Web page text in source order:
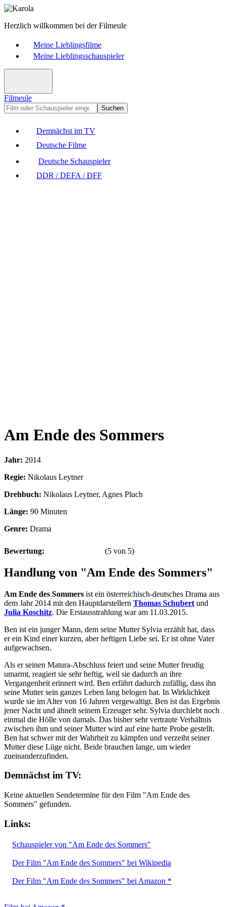
Herzlich willkommen bei der Filmeule
Meine Lieblingsfilme
Meine Lieblingsschauspieler
Filmeule
Suchen
Demnächst im TV
Deutsche Filme
Deutsche Schauspieler
DDR / DEFA / DFF
Am Ende des Sommers
Jahr: 2014
Regie: Nikolaus Leytner
Drehbuch: Nikolaus Leytner, Agnes Pluch
Länge: 90 Minuten
Genre: Drama
Bewertung: (5 von 5)
Handlung von "Am Ende des Sommers"
Am Ende des Sommers ist ein österreichisch-deutsches Drama aus
dem Jahr 2014 mit den Hauptdarstellern Thomas Schubert und
Julia Koschitz. Die Erstausstrahlung war am 11.03.2015.
Ben ist ein junger Mann, dem seine Mutter Sylvia erzählt hat, dass
er ein Kind einer kurzen, aber heftigen Liebe sei. Er ist ohne Vater
aufgewachsen.
Als er seinen Matura-Abschluss feiert und seine Mutter freudig
umarmt, reagiert sie sehr heftig, weil sie dadurch an ihre
Vergangenheit erinnert wird. Ben erfährt dadurch zufällig, dass ihn
seine Mutter sein ganzes Leben lang belogen hat. In Wirklichkeit
wurde sie im Alter von 16 Jahren vergewaltigt. Ben ist das Ergebnis
jener Nacht und ähnelt seinem Erzeuger sehr. Sylvia durchlebt noch
einmal die Hölle von damals. Das bisher sehr vertraute Verhältnis
zwischen ihm und seiner Mutter wird auf eine harte Probe gestellt.
Ben hat schwer mit der Wahrheit zu kämpfen und verzeiht seiner
Mutter diese Lüge nicht. Beide brauchen lange, um wieder
zueinanderzufinden.
Demnächst im TV:
Keine aktuellen Sendetermine für den Film "Am Ende des
Sommers" gefunden.
Links:
Schauspieler von "Am Ende des Sommers"
Der Film "Am Ende des Sommers" bei Wikipedia
Der Film "Am Ende des Sommers" bei Amazon *